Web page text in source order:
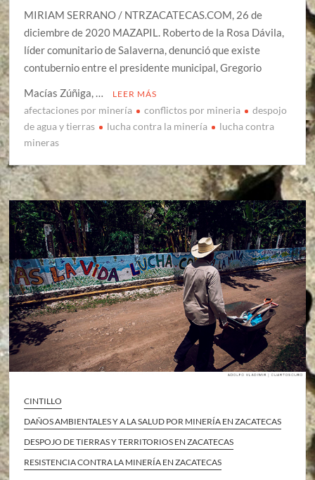
MIRIAM SERRANO / NTRZACATECAS.COM, 26 de
diciembre de 2020 MAZAPIL. Roberto de la Rosa Dávila,
líder comunitario de Salaverna, denunció que existe
contubernio entre el presidente municipal, Gregorio
Macías Zúñiga, …
LEER MÁS
afectaciones por minería conflictos por mineria
despojo
de agua y tierras
lucha contra la minería
lucha contra
mineras
CINTILLO
DAÑOS AMBIENTALES Y A LA SALUD POR MINERÍA EN ZACATECAS
DESPOJO DE TIERRAS Y TERRITORIOS EN ZACATECAS
RESISTENCIA CONTRA LA MINERÍA EN ZACATECAS